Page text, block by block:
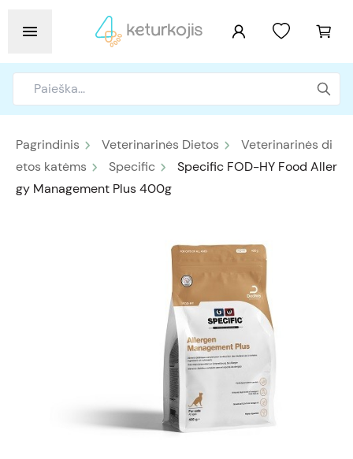
Pagrindinis Veterinarinės Dietos
Veterinarinės di
etos katėms
Specific
Specific FOD-HY Food Aller
gy Management Plus 400g